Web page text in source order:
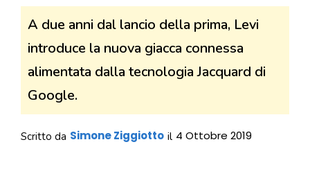
A due anni dal lancio della prima, Levi
introduce la nuova giacca connessa
alimentata dalla tecnologia Jacquard di
Google.
Scritto da Simone Ziggiotto il 4 Ottobre 2019